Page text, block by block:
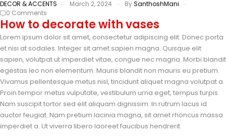
DECOR & ACCENTS March 2, 2024 BySanthoshMani
0 Comments
How to decorate with vases
Lorem ipsum dolor sit amet, consectetur adipiscing elit. Donec porta
et nisi at sodales. Integer sit amet sapien magna. Quisque elit
sapien, volutpat ut imperdiet vitae, congue nec magna. Morbi blandit
egestas leo non elementum. Mauris blandit non mauris eu pretium.
Vivamus pellentesque metus nisl, tincidunt aliquet magna volutpat a.
Proin tempor metus vulputate, vestibulum urna eget, tempus turpis.
Nam suscipit tortor sed elit aliquam dignissim. In rutrum lacus id
auctor feugiat. Nam pretium lacinia magna, sit amet rhoncus massa
imperdiet a. Ut viverra libero laoreet faucibus hendrerit.